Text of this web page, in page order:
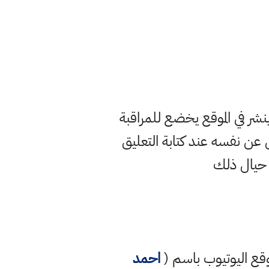
في الموقع يخضع للمراقبة
نفسه عند كتابة التعليق
حيال ذلك
اليوتيوب باسم (احمد